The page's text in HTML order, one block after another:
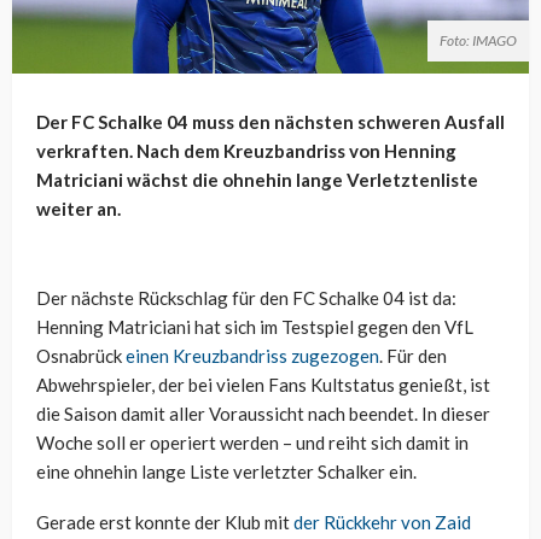
Foto: IMAGO
Der FC Schalke 04 muss den nächsten schweren Ausfall
verkraften. Nach dem Kreuzbandriss von Henning
Matriciani wächst die ohnehin lange Verletztenliste
weiter an.
Der nächste Rückschlag für den FC Schalke 04 ist da:
Henning Matriciani hat sich im Testspiel gegen den VfL
Osnabrückeinen Kreuzbandriss zugezogen. Für den
Abwehrspieler, der bei vielen Fans Kultstatus genießt, ist
die Saison damit aller Voraussicht nach beendet. In dieser
Woche soll er operiert werden – und reiht sich damit in
eine ohnehin lange Liste verletzter Schalker ein.
Gerade erst konnte der Klub mitder Rückkehr von Zaid